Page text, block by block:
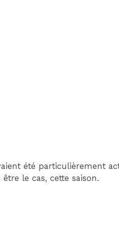
été particulièrement
le cas, cette saison.